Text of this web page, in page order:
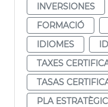
INVERSIONES
FORMACIÓ
IDIOMES
TAXES
TASAS
PLA